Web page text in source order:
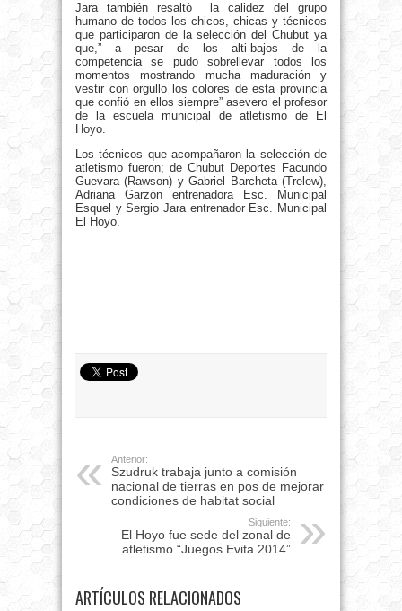
Jara también resaltò la calidez del grupo
humano de todos los chicos, chicas y técnicos
que participaron de la selección del Chubut ya
que,” a pesar de los alti-bajos de la
competencia se pudo sobrellevar todos los
momentos mostrando mucha maduración y
vestir con orgullo los colores de esta provincia
que confió en ellos siempre” asevero el profesor
de la escuela municipal de atletismo de El
Hoyo.
Los técnicos que acompañaron la selección de
atletismo fueron; de Chubut Deportes Facundo
Guevara (Rawson) y Gabriel Barcheta (Trelew),
Adriana Garzón entrenadora Esc. Municipal
Esquel y Sergio Jara entrenador Esc. Municipal
El Hoyo.
Anterior:
Szudruk trabaja junto a comisión
nacional de tierras en pos de mejorar
condiciones de habitat social
Siguiente:
El Hoyo fue sede del zonal de
atletismo “Juegos Evita 2014”
ARTÍCULOS RELACIONADOS